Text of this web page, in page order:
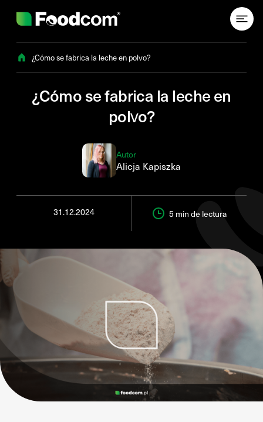
¿Cómo se fabrica la leche en polvo?
¿Cómo se fabrica la leche en
polvo?
Autor
Alicja Kapiszka
31.12.2024 5 min de lectura